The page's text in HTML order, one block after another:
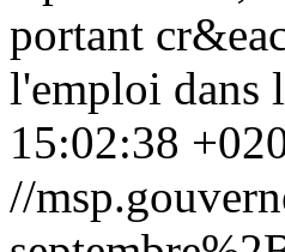
portant
l'emploi dans
15:02:38
//